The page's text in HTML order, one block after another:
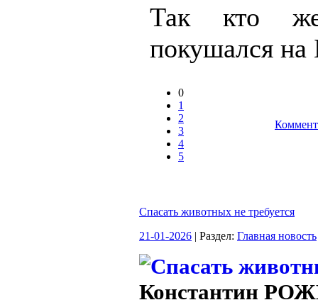
Так кто
покушался на
0
1
2
3
4
5
Спасать животных не требуется
21-01-2026 | Раздел: Главная новость
Константин